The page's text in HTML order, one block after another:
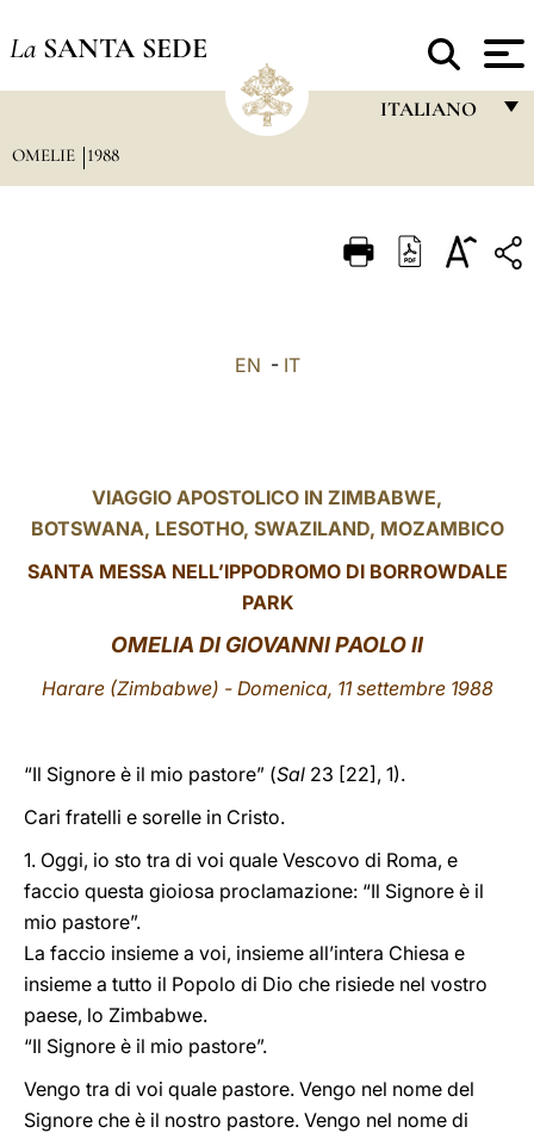
La SANTA SEDE
ITALIANO
ITALIANO
中文
LATINE
OMELIE 1988
EN - IT
VIAGGIO APOSTOLICO IN ZIMBABWE,
BOTSWANA, LESOTHO, SWAZILAND, MOZAMBICO
SANTA MESSA NELL’IPPODROMO DI BORROWDALE
PARK
OMELIA DI GIOVANNI PAOLO II
Harare (Zimbabwe) - Domenica, 11 settembre 1988
“Il Signore è il mio pastore” (Sal 23 [22], 1).
Cari fratelli e sorelle in Cristo.
1. Oggi, io sto tra di voi quale Vescovo di Roma, e
faccio questa gioiosa proclamazione: “Il Signore è il
mio pastore”.
La faccio insieme a voi, insieme all’intera Chiesa e
insieme a tutto il Popolo di Dio che risiede nel vostro
paese, lo Zimbabwe.
“Il Signore è il mio pastore”.
Vengo tra di voi quale pastore. Vengo nel nome del
Signore che è il nostro pastore. Vengo nel nome di